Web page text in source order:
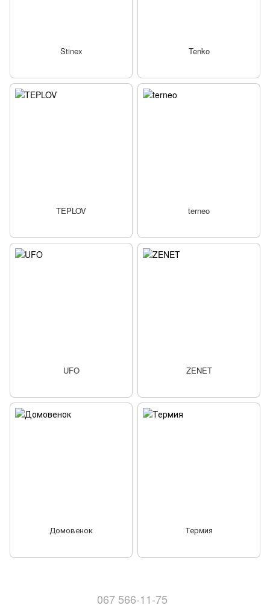
Stinex Tenko
TEPLOV terneo
UFO ZENET
Домовенок Термия
067 566-11-75